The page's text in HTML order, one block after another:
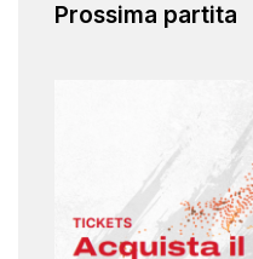
Prossima partita